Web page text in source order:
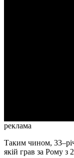
реклама
Таким чином,
якій грав за Рому з